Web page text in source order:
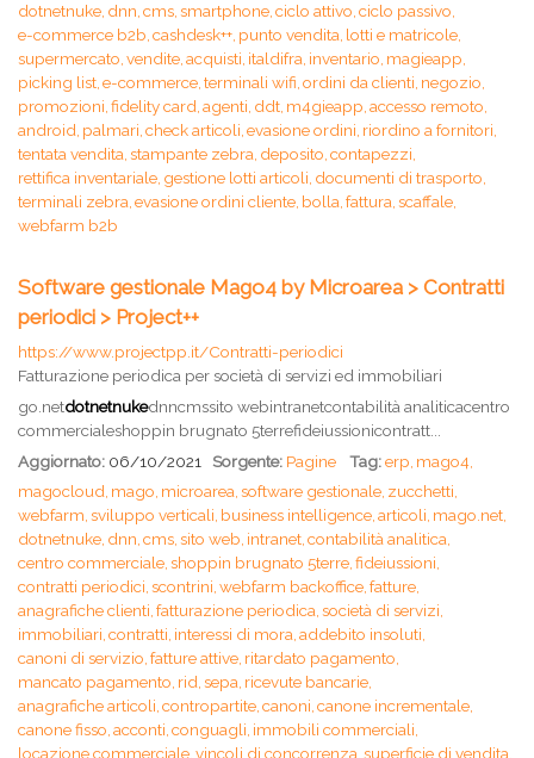
dotnetnuke, dnn, cms, smartphone, ciclo attivo, ciclo passivo,
e-commerce b2b, cashdesk++, punto vendita, lotti e matricole,
supermercato, vendite, acquisti, italdifra, inventario, magieapp,
picking list, e-commerce, terminali wifi, ordini da clienti, negozio,
promozioni, fidelity card, agenti, ddt, m4gieapp, accesso remoto,
android, palmari, check articoli, evasione ordini, riordino a fornitori,
tentata vendita, stampante zebra, deposito, contapezzi,
rettifica inventariale, gestione lotti articoli, documenti di trasporto,
terminali zebra, evasione ordini cliente, bolla, fattura, scaffale,
webfarm b2b
Software gestionale Mago4 by Microarea > Contratti
periodici > Project++
https://www.projectpp.it/Contratti-periodici
Fatturazione periodica per società di servizi ed immobiliari
go.netdotnetnukednncmssito webintranetcontabilità analiticacentro
commercialeshoppin brugnato 5terrefideiussionicontratt...
Aggiornato: 06/10/2021 Sorgente: Pagine Tag:erp, mago4,
magocloud, mago, microarea, software gestionale, zucchetti,
webfarm, sviluppo verticali, business intelligence, articoli, mago.net,
dotnetnuke, dnn, cms, sito web, intranet, contabilità analitica,
centro commerciale, shoppin brugnato 5terre, fideiussioni,
contratti periodici, scontrini, webfarm backoffice, fatture,
anagrafiche clienti, fatturazione periodica, società di servizi,
immobiliari, contratti, interessi di mora, addebito insoluti,
canoni di servizio, fatture attive, ritardato pagamento,
mancato pagamento, rid, sepa, ricevute bancarie,
anagrafiche articoli, contropartite, canoni, canone incrementale,
canone fisso, acconti, conguagli, immobili commerciali,
locazione commerciale, vincoli di concorrenza, superficie di vendita,